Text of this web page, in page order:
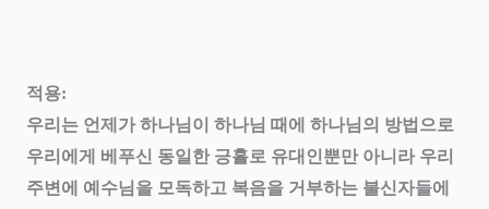
적용:
우리는 언제가 하나님이 하나님 때에 하나님의 방법으로
우리에게 베푸신 동일한 긍휼로 유대인뿐만 아니라 우리
주변에 예수님을 모독하고 복음을 거부하는 불신자들에